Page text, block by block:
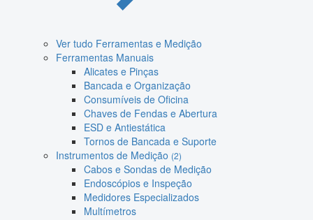
Ver tudo Ferramentas e Medição
Ferramentas Manuais
Alicates e Pinças
Bancada e Organização
Consumíveis de Oficina
Chaves de Fendas e Abertura
ESD e Antiestática
Tornos de Bancada e Suporte
Instrumentos de Medição (2)
Cabos e Sondas de Medição
Endoscópios e Inspeção
Medidores Especializados
Multímetros